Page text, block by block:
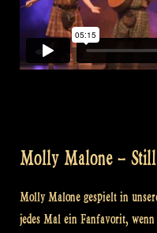
Molly Malone –
Molly Malone gespielt in
jedes Mal ein Fanfavorit,